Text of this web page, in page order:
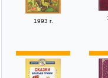
1993 г.